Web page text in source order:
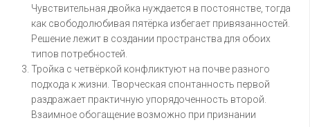
Чувствительная двойка нуждается в постоянстве, тогда
как свободолюбивая пятёрка избегает привязанностей.
Решение лежит в создании пространства для обоих
типов потребностей.
Тройка с четвёркой конфликтуют на почве разного
подхода к жизни. Творческая спонтанность первой
раздражает практичную упорядоченность второй.
Взаимное обогащение возможно при признании